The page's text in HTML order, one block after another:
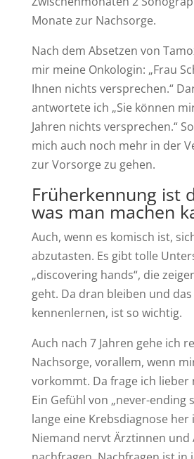
Monate zur Nachsorge.
Nach dem Absetzen von
mir meine Onkologin: „Frau
Ihnen nichts versprechen.“
antwortete ich „Sie können
Jahren nichts versprechen.“
mich auch noch mehr in der
zur Vorsorge zu gehen.
Früherkennung ist
was man machen
Auch, wenn es komisch ist,
abzutasten. Es gibt tolle
„discovering hands“, die
geht. Da dran bleiben und das
kennenlernen, ist so wichtig.
Auch nach 7 Jahren gehe ich
Nachsorge, vorallem, wenn
vorkommt. Da frage ich lieber
Ein Gefühl von „never-ending
lange eine Krebsdiagnose her
Niemand nervt Ärztinnen und